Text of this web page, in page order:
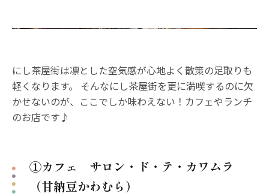
にし茶屋街は凛とした空気感が心地よく散策の足取りも
軽くなります。 そんなにし茶屋街を更に満喫するのに欠
かせないのが、ここでしか味わえない！カフェやランチ
のお店です♪
①カフェ サロン・ド・テ・カワムラ
（甘納豆かわむら）